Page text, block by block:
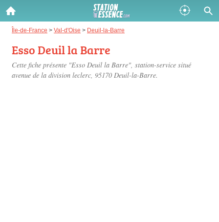
Île-de-France > Val-d'Oise > Deuil-la-Barre
Esso Deuil la Barre
Cette fiche présente "Esso Deuil la Barre", station-service situé
avenue de la division leclerc, 95170 Deuil-la-Barre.
Gazole :
Disponible
SP 98 :